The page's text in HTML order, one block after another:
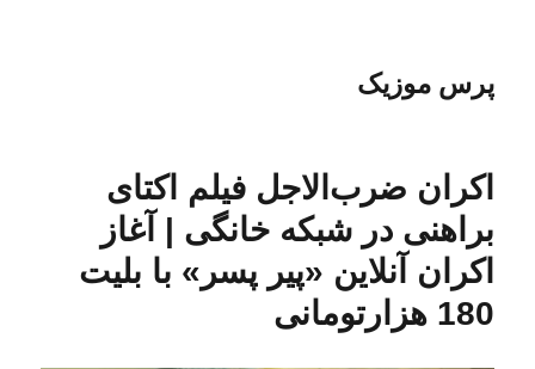
پرس موزیک
اکران ضرب‌الاجل فیلم اکتای
براهنی در شبکه خانگی | آغاز
اکران آنلاین «پیر پسر» با بلیت
180 هزارتومانی